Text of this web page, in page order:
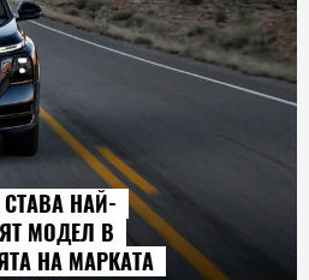
СТАВА НАЙ-
МОДЕЛ В
НА МАРКАТА